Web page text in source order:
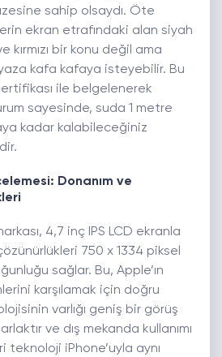
sahip olsaydı. Öte
ekran etrafındaki alan siyah
kırmızı bir konu değil ama
kafa kafaya isteyebilir. Bu
sertifikası ile belgelenerek
sayesinde, suda 1 metre
kadar kalabileceğiniz
Donanım ve
4,7 inç IPS LCD ekranla
750 x 1334 piksel
sağlar. Bu, Apple’ın
karşılamak için doğru
varlığı geniş bir görüş
ve dış mekanda kullanımı
teknoloji iPhone’uyla aynı